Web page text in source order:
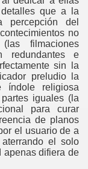
detalles que a la
percepción del
no
filmaciones
redundantes e
sin la
preludio la
índole religiosa
iguales (la
para curar
de planos
el usuario de a
el solo
apenas difiera de